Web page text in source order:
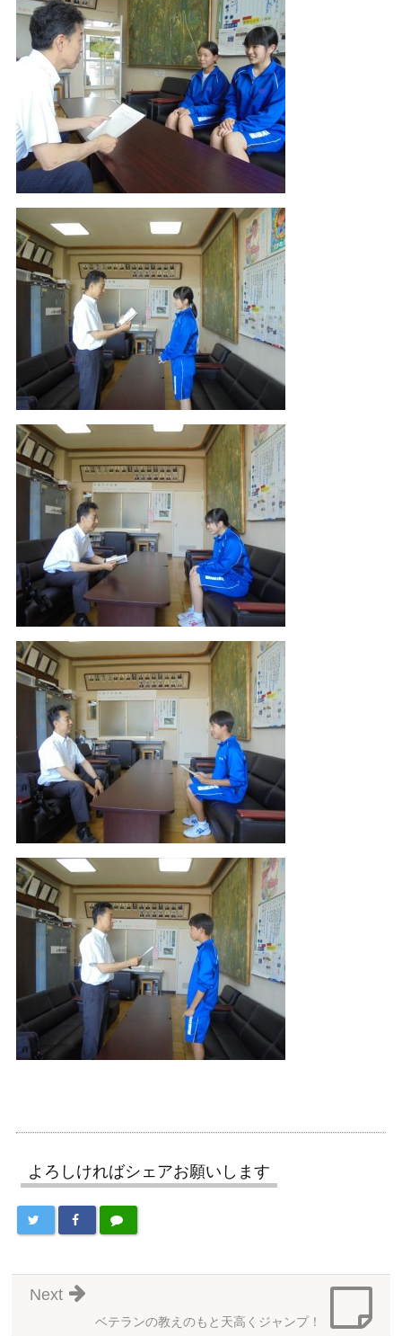
よろしければシェアお願いします
ベテランの教えのもと天高くジャンプ！
Next